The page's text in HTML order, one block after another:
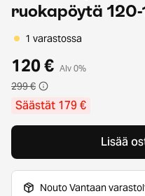
ruokapöytä
1 varastossa
120 € Alv 0%
299 €
Säästät 179 €
Lisää
Nouto Vantaan